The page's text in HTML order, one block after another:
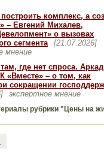
комплекс, а
– Евгений Михалев,
о вызовах
сегмента
[21.07.2026]
мнение
где нет спроса.
«Вместе» – о том, как
сокращении
экспертное мнение
рубрики "Цены на